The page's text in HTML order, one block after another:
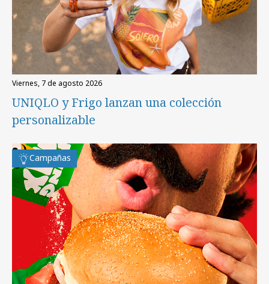
viernes, 7 de agosto 2026
UNIQLO y Frigo lanzan una colección
personalizable
Campañas